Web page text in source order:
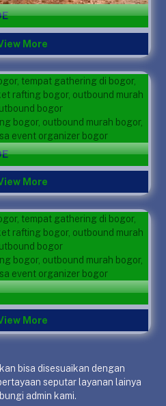
More
More
More
bisa disesuaikan dengan
seputar layanan lainya
admin kami.